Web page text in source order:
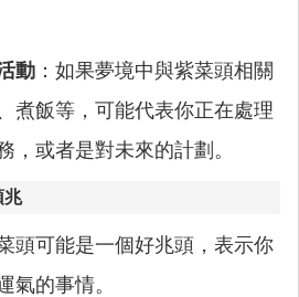
動 ：如果夢境中與紫菜頭相關
煮飯等，可能代表你正在處理
，或者是對未來的計劃。
兆
頭可能是一個好兆頭，表示你
氣的事情。